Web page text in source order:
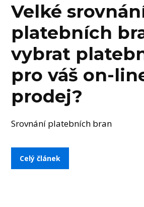
Velké
platebních
vybrat
pro váš on-
prodej?
Srovnání platebních bran
Celý článek